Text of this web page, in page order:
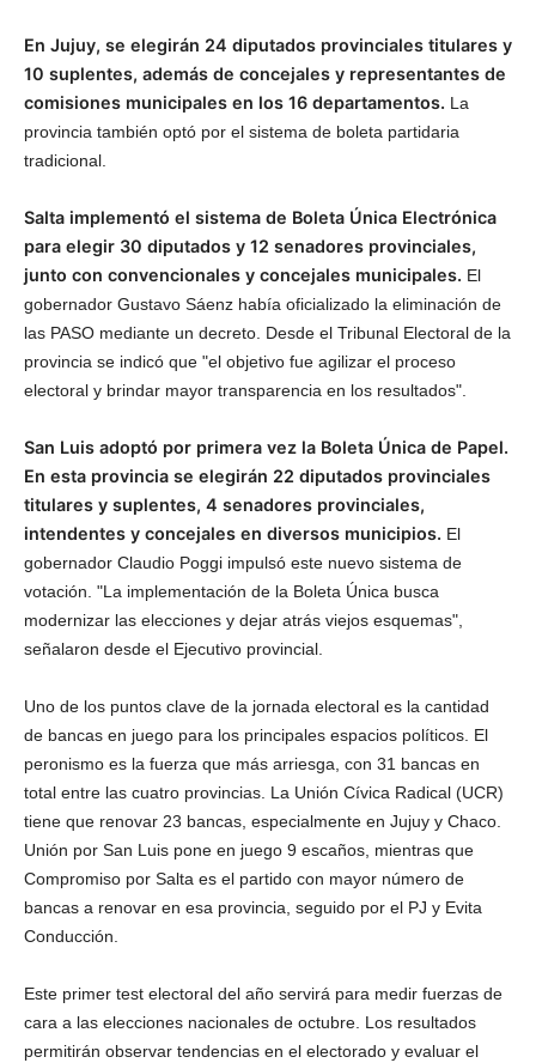
En Jujuy, se elegirán 24 diputados provinciales titulares y
10 suplentes, además de concejales y representantes de
comisiones municipales en los 16 departamentos. La
provincia también optó por el sistema de boleta partidaria
tradicional.
Salta implementó el sistema de Boleta Única Electrónica
para elegir 30 diputados y 12 senadores provinciales,
junto con convencionales y concejales municipales. El
gobernador Gustavo Sáenz había oficializado la eliminación de
las PASO mediante un decreto. Desde el Tribunal Electoral de la
provincia se indicó que "el objetivo fue agilizar el proceso
electoral y brindar mayor transparencia en los resultados".
San Luis adoptó por primera vez la Boleta Única de Papel.
En esta provincia se elegirán 22 diputados provinciales
titulares y suplentes, 4 senadores provinciales,
intendentes y concejales en diversos municipios. El
gobernador Claudio Poggi impulsó este nuevo sistema de
votación. "La implementación de la Boleta Única busca
modernizar las elecciones y dejar atrás viejos esquemas",
señalaron desde el Ejecutivo provincial.
Uno de los puntos clave de la jornada electoral es la cantidad
de bancas en juego para los principales espacios políticos. El
peronismo es la fuerza que más arriesga, con 31 bancas en
total entre las cuatro provincias. La Unión Cívica Radical (UCR)
tiene que renovar 23 bancas, especialmente en Jujuy y Chaco.
Unión por San Luis pone en juego 9 escaños, mientras que
Compromiso por Salta es el partido con mayor número de
bancas a renovar en esa provincia, seguido por el PJ y Evita
Conducción.
Este primer test electoral del año servirá para medir fuerzas de
cara a las elecciones nacionales de octubre. Los resultados
permitirán observar tendencias en el electorado y evaluar el